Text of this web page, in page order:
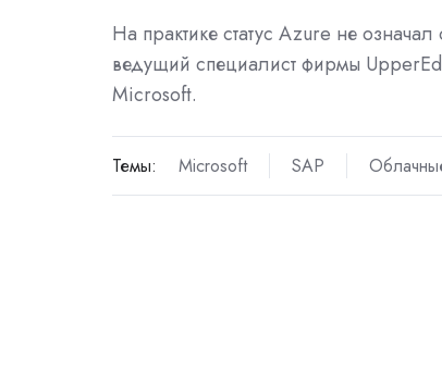
На практике статус Azure не
ведущий специалист фирмы
Microsoft.
Темы: Microsoft SAP